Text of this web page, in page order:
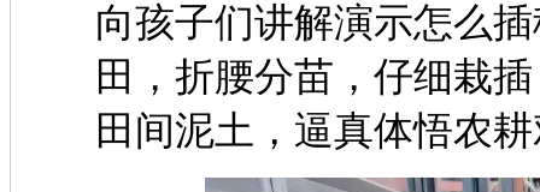
向孩子们讲解演示怎么
田，折腰分苗，仔细栽
田间泥土，逼真体悟农